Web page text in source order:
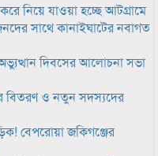
নিয়ে যাওয়া হচ্ছে আটগ্রামে
সাথে কানাইঘাটের নবাগত
দিবসের আলোচনা সভা
বিতরণ ও নতুন সদস্যদের
বেপরোয়া জকিগঞ্জের